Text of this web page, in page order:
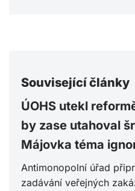
Související články
ÚOHS utekl
by zase utahoval
Májovka téma
Antimonopolní úřad
zadávání veřejných